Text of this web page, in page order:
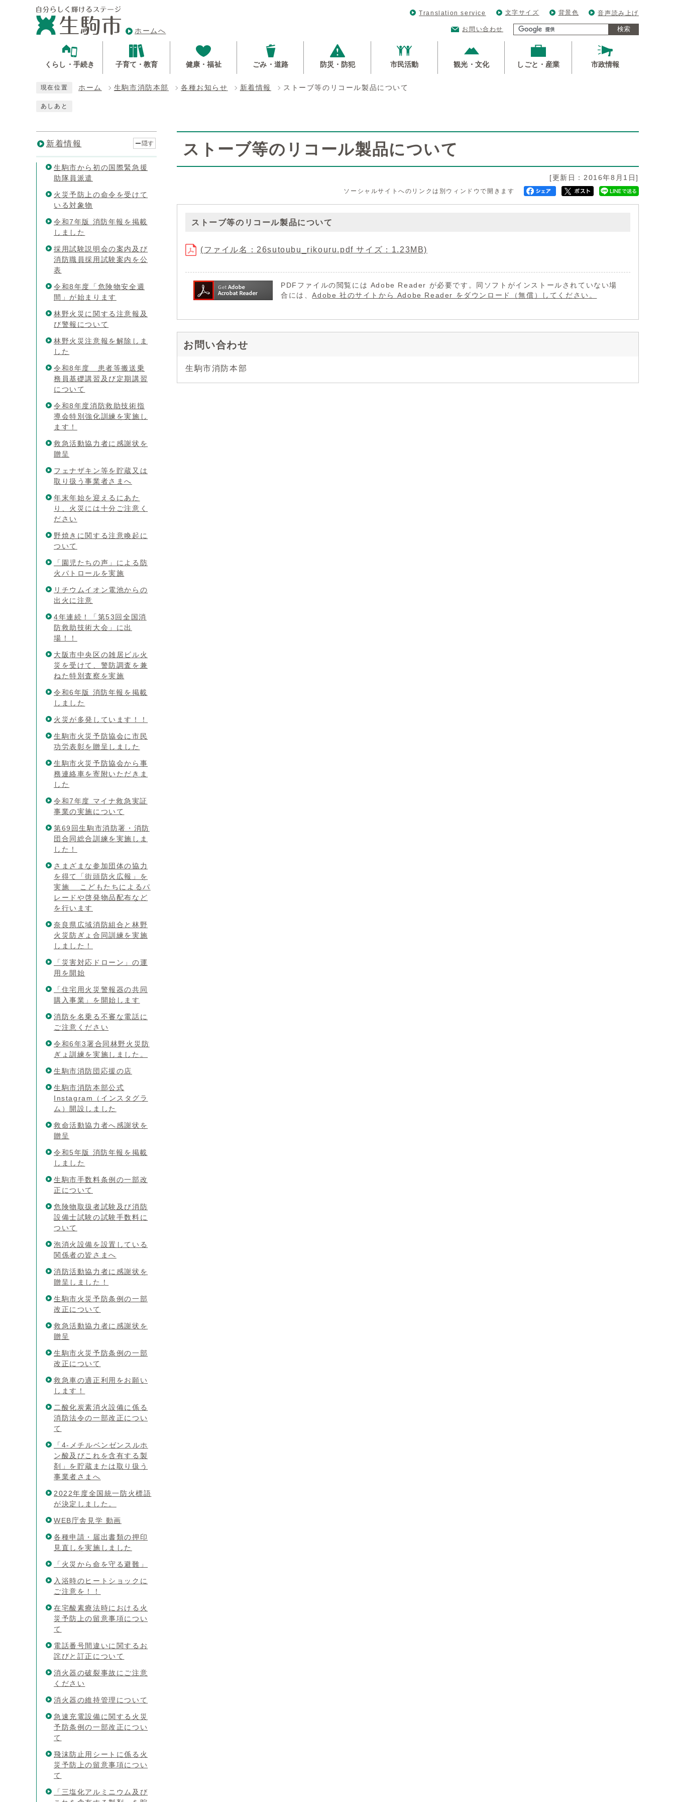
ホームへ
Translation service 文字サイズ 背景色 音声読み上げ
お問い合わせ 検索
くらし・手続き 子育て・教育 健康・福祉 ごみ・道路 防災・防犯 市民活動 観光・文化 しごと・産業 市政情報
現在位置 ホーム 生駒市消防本部 各種お知らせ 新着情報 ストーブ等のリコール製品について
あしあと
ストーブ等のリコール製品について
[更新日：2016年8月1日]
ソーシャルサイトへのリンクは別ウィンドウで開きます
ストーブ等のリコール製品について
(ファイル名：26sutoubu_rikouru.pdf サイズ：1.23MB)
PDFファイルの閲覧には Adobe Reader が必要です。同ソフトがインストールされていない場
合には、Adobe 社のサイトから Adobe Reader をダウンロード（無償）してください。
お問い合わせ
生駒市消防本部
新着情報 隠す
生駒市から初の国際緊急援
助隊員派遣
火災予防上の命令を受けて
いる対象物
令和7年版 消防年報を掲載
しました
採用試験説明会の案内及び
消防職員採用試験案内を公
表
令和8年度「危険物安全週
間」が始まります
林野火災に関する注意報及
び警報について
林野火災注意報を解除しま
した
令和8年度 患者等搬送乗
務員基礎講習及び定期講習
について
令和8年度消防救助技術指
導会特別強化訓練を実施し
ます！
救急活動協力者に感謝状を
贈呈
フェナザキン等を貯蔵又は
取り扱う事業者さまへ
年末年始を迎えるにあた
り、火災には十分ご注意く
ださい
野焼きに関する注意喚起に
ついて
「園児たちの声」による防
火パトロールを実施
リチウムイオン電池からの
出火に注意
4年連続！「第53回全国消
防救助技術大会」に出
場！！
大阪市中央区の雑居ビル火
災を受けて、警防調査を兼
ねた特別査察を実施
令和6年版 消防年報を掲載
しました
火災が多発しています！！
生駒市火災予防協会に市民
功労表彰を贈呈しました
生駒市火災予防協会から事
務連絡車を寄附いただきま
した
令和7年度 マイナ救急実証
事業の実施について
第69回生駒市消防署・消防
団合同総合訓練を実施しま
した！
さまざまな参加団体の協力
を得て「街頭防火広報」を
実施 こどもたちによるパ
レードや啓発物品配布など
を行います
奈良県広域消防組合と林野
火災防ぎょ合同訓練を実施
しました！
「災害対応ドローン」の運
用を開始
「住宅用火災警報器の共同
購入事業」を開始します
消防を名乗る不審な電話に
ご注意ください
令和6年3署合同林野火災防
ぎょ訓練を実施しました。
生駒市消防団応援の店
生駒市消防本部公式
Instagram（インスタグラ
ム）開設しました
救命活動協力者へ感謝状を
贈呈
令和5年版 消防年報を掲載
しました
生駒市手数料条例の一部改
正について
危険物取扱者試験及び消防
設備士試験の試験手数料に
ついて
泡消火設備を設置している
関係者の皆さまへ
消防活動協力者に感謝状を
贈呈しました！
生駒市火災予防条例の一部
改正について
救急活動協力者に感謝状を
贈呈
生駒市火災予防条例の一部
改正について
救急車の適正利用をお願い
します！
二酸化炭素消火設備に係る
消防法令の一部改正につい
て
「4‐メチルベンゼンスルホ
ン酸及びこれを含有する製
剤」を貯蔵または取り扱う
事業者さまへ
2022年度全国統一防火標語
が決定しました。
WEB庁舎見学 動画
各種申請・届出書類の押印
見直しを実施しました
「火災から命を守る避難」
入浴時のヒートショックに
ご注意を！！
在宅酸素療法時における火
災予防上の留意事項につい
て
電話番号間違いに関するお
詫びと訂正について
消火器の破裂事故にご注意
ください
消火器の維持管理について
急速充電設備に関する火災
予防条例の一部改正につい
て
飛沫防止用シートに係る火
災予防上の留意事項につい
て
「三塩化アルミニウム及び